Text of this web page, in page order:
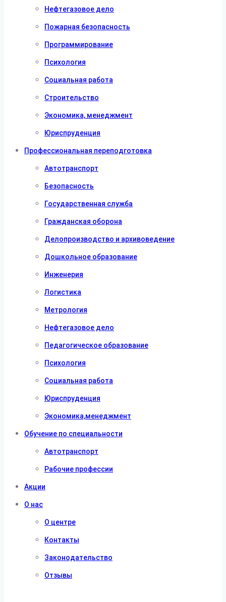
Нефтегазовое дело
Пожарная безопасность
Программирование
Психология
Социальная работа
Строительство
Экономика, менеджмент
Юриспруденция
Профессиональная переподготовка
Автотранспорт
Безопасность
Государственная служба
Гражданская оборона
Делопроизводство и архивоведение
Дошкольное образование
Инженерия
Логистика
Метрология
Нефтегазовое дело
Педагогическое образование
Психология
Социальная работа
Юриспруденция
Экономика,менеджмент
Обучение по специальности
Автотранспорт
Рабочие профессии
Акции
О нас
О центре
Контакты
Законодательство
Отзывы